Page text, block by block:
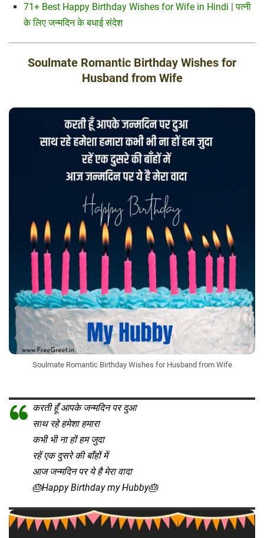
71+ Best Happy Birthday Wishes for Wife in Hindi | पत्नी
के लिए जन्मदिन के बधाई संदेश
Soulmate Romantic Birthday Wishes for
Husband from Wife
Soulmate Romantic Birthday Wishes for Husband from Wife
करती हूँ आपके जन्मदिन पर दुआ
साथ रहे हमेशा हमारा
कभी भी ना हों हम जुदा
रहें एक दुसरे की बाँहों में
आज जन्मदिन पर ये है मेरा वादा
🎂Happy Birthday my Hubby🎂